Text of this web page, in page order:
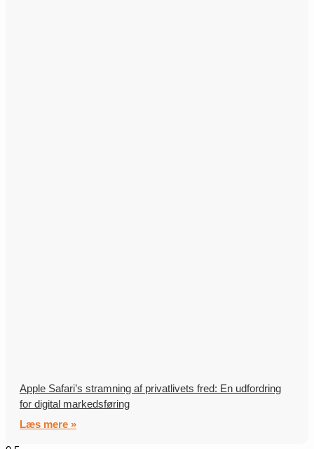
Apple Safari’s stramning af privatlivets fred: En udfordring
for digital markedsføring
Læs mere »